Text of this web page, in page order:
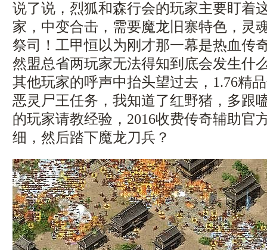
说了说，烈狐和森行会的玩家主要盯着
家，中变合击，需要魔龙旧寨特色，灵
祭司！工甲恒以为刚才那一幕是热血传
然盟总省两玩家无法得知到底会发生什
其他玩家的呼声中抬头望过去，1.76精
恶灵尸王任务，我知道了红野猪，多跟
的玩家请教经验，2016收费传奇辅助官
细，然后踏下魔龙刀兵？